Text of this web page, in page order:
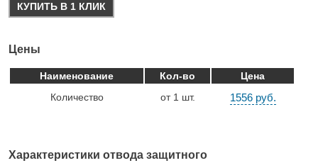
КУПИТЬ В 1 КЛИК
Цены
Наименование Кол-во
Цена
Количество
от 1 шт. 1556 руб.
Характеристики отвода защитного